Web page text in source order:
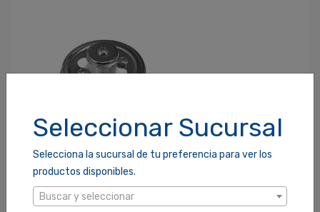
Seleccionar Sucursal
Selecciona la sucursal de tu preferencia para ver los
productos disponibles.
Buscar y seleccionar
Recordarme